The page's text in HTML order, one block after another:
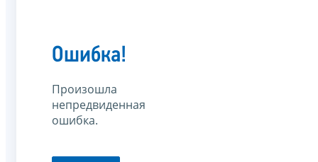
Ошибка!
Произошла
непредвиденная
ошибка.